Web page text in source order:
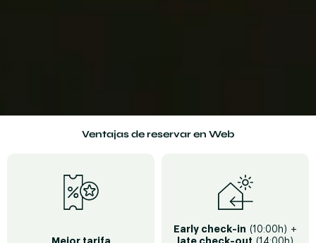
Ventajas de reservar en Web
Early check-in (10:00h) +